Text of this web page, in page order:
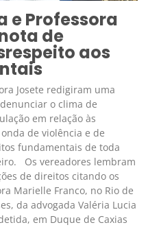
e Professora
de
aos
Josete redigiram uma
o clima de
em relação às
de violência e de
fundamentais de toda
Os vereadores lembram
de direitos citando os
Marielle Franco, no Rio de
da advogada Valéria Lucia
em Duque de Caxias